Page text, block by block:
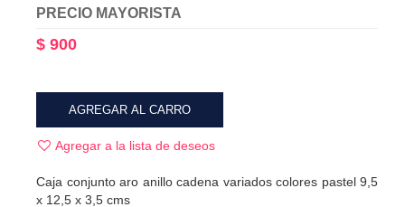
PRECIO MAYORISTA
$ 900
AGREGAR AL CARRO
Agregar a la lista de deseos
Caja conjunto aro anillo cadena variados colores pastel 9,5
x 12,5 x 3,5 cms